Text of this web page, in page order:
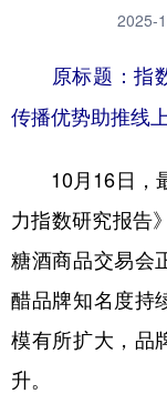
科技
文化
访谈
法律
食品
学术中国
2025-
原标题：指
传播优势助推线
10月16日，最
力指数研究报告
糖酒商品交易会
醋品牌知名度持
模有所扩大，品
升。